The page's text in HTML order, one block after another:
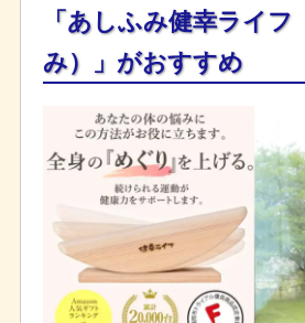
「あしふみ健幸ライ
み）」がおすすめ